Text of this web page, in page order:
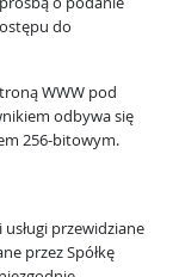
do
WWW pod
odbywa się
256-bitowym.
przewidziane
przez Spółkę